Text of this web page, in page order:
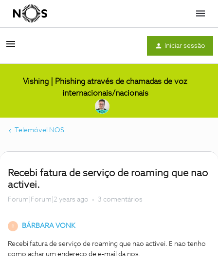
Menu
Iniciar sessão
Vishing | Phishing através de chamadas de voz
internacionais/nacionais
Telemóvel NOS
Recebi fatura de serviço de roaming que nao
activei.
Forum|Forum|2 years ago 3 comentários
B BÁRBARA VONK
Recebi fatura de serviço de roaming que nao activei. E nao tenho
como achar um endereco de e-mail da nos.